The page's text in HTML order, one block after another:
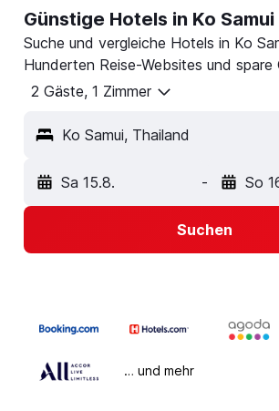
Günstige Hotels in Ko Samui
Suche und vergleiche Hotels in Ko
Hunderten Reise-Websites und spare
2 Gäste, 1 Zimmer
Ko Samui, Thailand
Sa 15.8. - So
Suchen
… und mehr